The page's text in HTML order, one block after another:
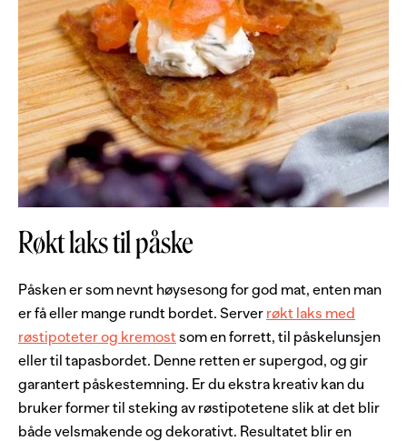
Røkt laks til påske
Påsken er som nevnt høysesong for god mat, enten man
er få eller mange rundt bordet. Server røkt laks med
røstipoteter og kremost som en forrett, til påskelunsjen
eller til tapasbordet. Denne retten er supergod, og gir
garantert påskestemning. Er du ekstra kreativ kan du
bruker former til steking av røstipotetene slik at det blir
både velsmakende og dekorativt. Resultatet blir en